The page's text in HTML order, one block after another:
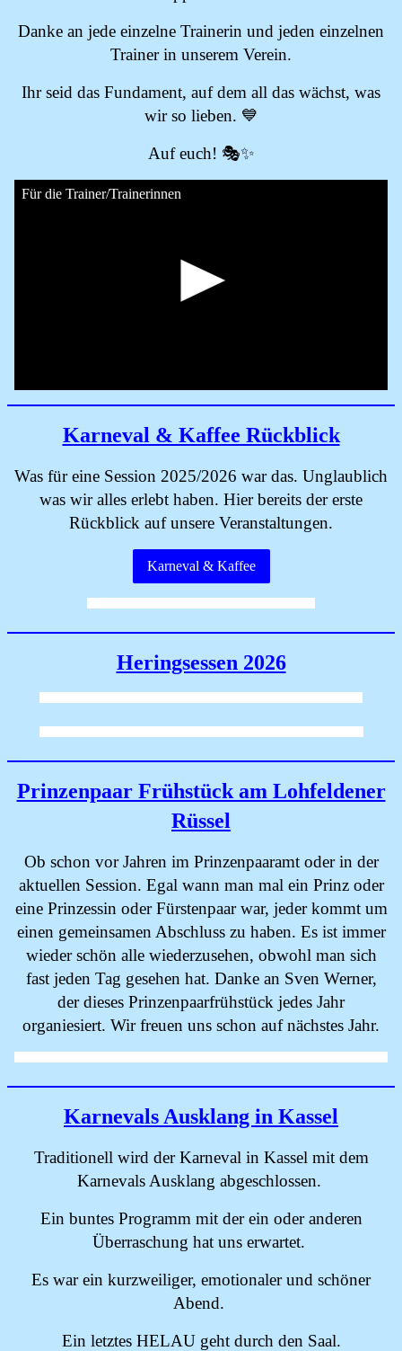
Danke an jede einzelne Trainerin und jeden einzelnen
Trainer in unserem Verein.
Ihr seid das Fundament, auf dem all das wächst, was
wir so lieben. 💙
Auf euch! 🎭✨
Für die Trainer/Trainerinnen
Karneval & Kaffee Rückblick
Was für eine Session 2025/2026 war das. Unglaublich
was wir alles erlebt haben. Hier bereits der erste
Rückblick auf unsere Veranstaltungen.
Karneval & Kaffee
Heringsessen 2026
Prinzenpaar Frühstück am Lohfeldener
Rüssel
Ob schon vor Jahren im Prinzenpaaramt oder in der
aktuellen Session. Egal wann man mal ein Prinz oder
eine Prinzessin oder Fürstenpaar war, jeder kommt um
einen gemeinsamen Abschluss zu haben. Es ist immer
wieder schön alle wiederzusehen, obwohl man sich
fast jeden Tag gesehen hat. Danke an Sven Werner,
der dieses Prinzenpaarfrühstück jedes Jahr
organiesiert. Wir freuen uns schon auf nächstes Jahr.
Karnevals Ausklang in Kassel
Traditionell wird der Karneval in Kassel mit dem
Karnevals Ausklang abgeschlossen.
Ein buntes Programm mit der ein oder anderen
Überraschung hat uns erwartet.
Es war ein kurzweiliger, emotionaler und schöner
Abend.
Ein letztes HELAU geht durch den Saal.